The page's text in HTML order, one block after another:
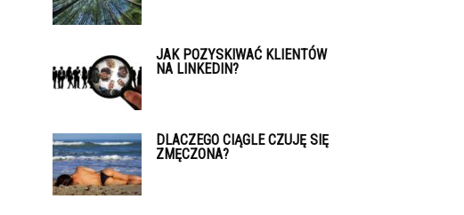
JAK POZYSKIWAĆ KLIENTÓW
NA LINKEDIN?
DLACZEGO CIĄGLE CZUJĘ SIĘ
ZMĘCZONA?